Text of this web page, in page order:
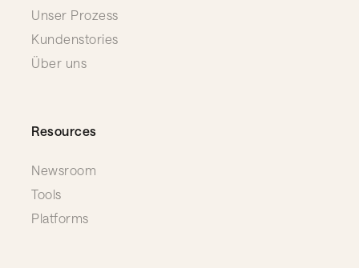
Unser Prozess
Kundenstories
Über uns
Resources
Newsroom
Tools
Platforms